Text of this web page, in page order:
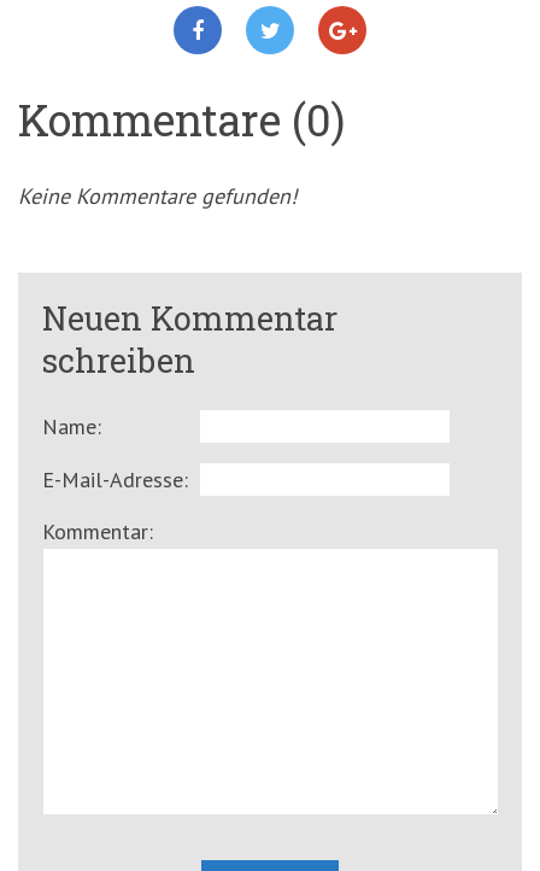
Kommentare (0)
Keine Kommentare gefunden!
Neuen Kommentar
schreiben
Name:
E-Mail-Adresse:
Kommentar: